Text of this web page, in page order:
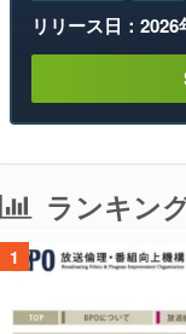
リリース日：
ランキン
1